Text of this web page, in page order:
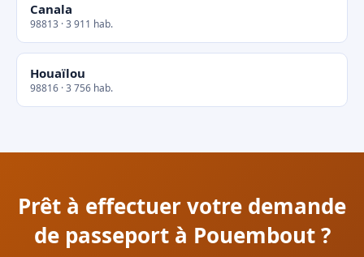
Canala
98813 · 3 911 hab.
Houaïlou
98816 · 3 756 hab.
Prêt à effectuer votre demande
de passeport à Pouembout ?